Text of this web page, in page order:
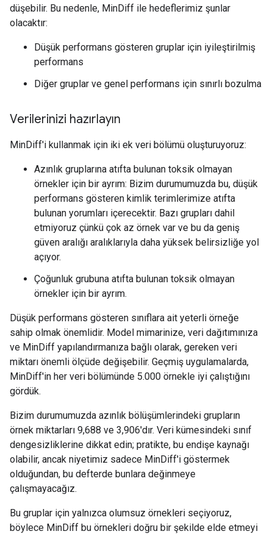
düşebilir. Bu nedenle, MinDiff ile hedeflerimiz şunlar
olacaktır:
Düşük performans gösteren gruplar için iyileştirilmiş
performans
Diğer gruplar ve genel performans için sınırlı bozulma
Verilerinizi hazırlayın
MinDiff'i kullanmak için iki ek veri bölümü oluşturuyoruz:
Azınlık gruplarına atıfta bulunan toksik olmayan
örnekler için bir ayrım: Bizim durumumuzda bu, düşük
performans gösteren kimlik terimlerimize atıfta
bulunan yorumları içerecektir. Bazı grupları dahil
etmiyoruz çünkü çok az örnek var ve bu da geniş
güven aralığı aralıklarıyla daha yüksek belirsizliğe yol
açıyor.
Çoğunluk grubuna atıfta bulunan toksik olmayan
örnekler için bir ayrım.
Düşük performans gösteren sınıflara ait yeterli örneğe
sahip olmak önemlidir. Model mimarinize, veri dağıtımınıza
ve MinDiff yapılandırmanıza bağlı olarak, gereken veri
miktarı önemli ölçüde değişebilir. Geçmiş uygulamalarda,
MinDiff'in her veri bölümünde 5.000 örnekle iyi çalıştığını
gördük.
Bizim durumumuzda azınlık bölüşümlerindeki grupların
örnek miktarları 9,688 ve 3,906'dır. Veri kümesindeki sınıf
dengesizliklerine dikkat edin; pratikte, bu endişe kaynağı
olabilir, ancak niyetimiz sadece MinDiff'i göstermek
olduğundan, bu defterde bunlara değinmeye
çalışmayacağız.
Bu gruplar için yalnızca olumsuz örnekleri seçiyoruz,
böylece MinDiff bu örnekleri doğru bir şekilde elde etmeyi